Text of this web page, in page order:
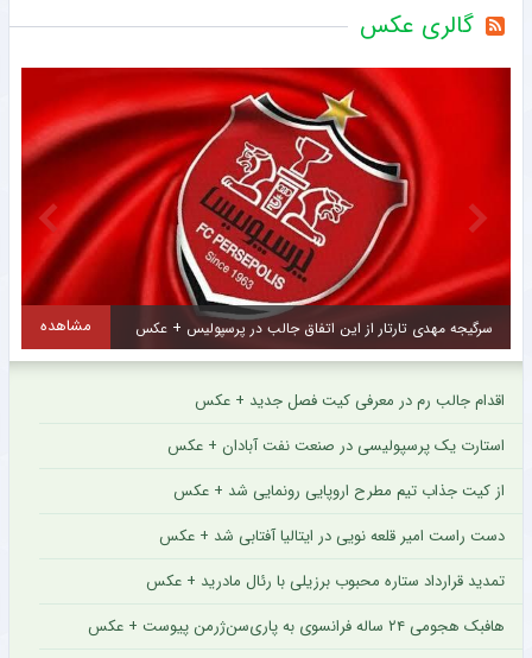
گالری عکس
سرگیجه مهدی تارتار از این اتفاق جالب در پرسپولیس + عکس مشاهده
اقدام جالب رم در معرفی کیت فصل جدید + عکس
استارت یک پرسپولیسی در صنعت نفت آبادان + عکس
از کیت جذاب تیم مطرح اروپایی رونمایی شد + عکس
دست راست امیر قلعه نویی در ایتالیا آفتابی شد + عکس
تمدید قرارداد ستاره محبوب برزیلی با رئال مادرید + عکس
هافبک هجومی ۲۴ ساله فرانسوی به پاری‌سن‌ژرمن پیوست + عکس